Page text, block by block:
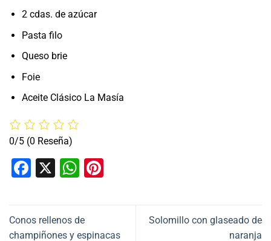
2 cdas. de azúcar
Pasta filo
Queso brie
Foie
Aceite Clásico La Masía
0/5 (0 Reseña)
Facebook
X WhatsApp
Conos rellenos de
champiñones y espinacas
Solomillo con glaseado de
naranja